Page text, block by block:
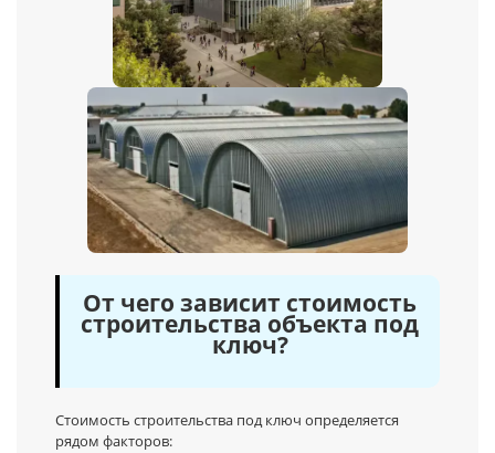
От чего зависит стоимость
строительства объекта под
ключ?
Стоимость строительства под ключ определяется
рядом факторов: